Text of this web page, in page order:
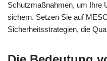
Schutzmaßnahmen, um Ihre
sichern. Setzen Sie auf
Sicherheitsstrategien, die